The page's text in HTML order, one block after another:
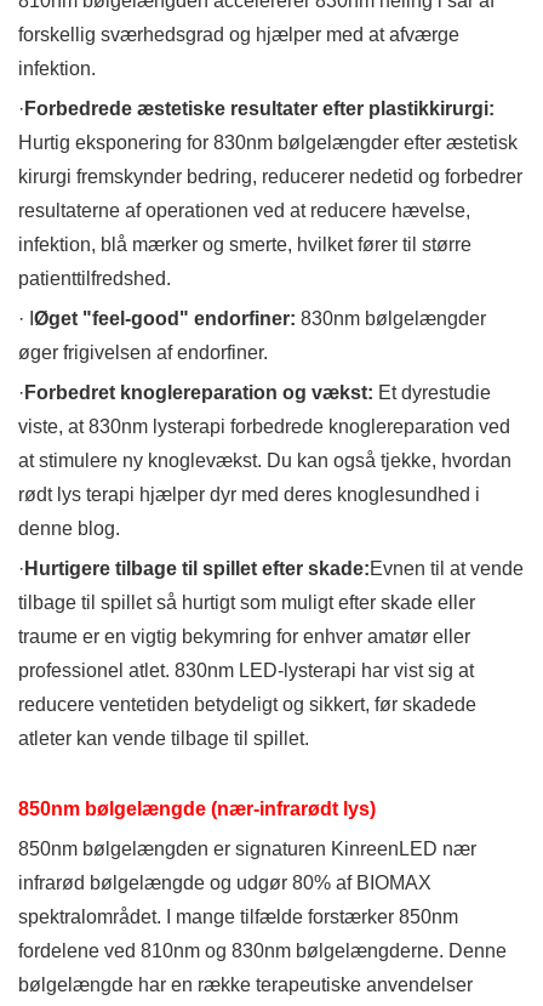
forskellig sværhedsgrad og hjælper med at afværge
infektion.
· Forbedrede æstetiske resultater efter plastikkirurgi:
Hurtig eksponering for 830nm bølgelængder efter æstetisk
kirurgi fremskynder bedring, reducerer nedetid og forbedrer
resultaterne af operationen ved at reducere hævelse,
infektion, blå mærker og smerte, hvilket fører til større
patienttilfredshed.
· I Øget "feel-good" endorfiner: 830nm bølgelængder
øger frigivelsen af ​​endorfiner.
· Forbedret knoglereparation og vækst: Et dyrestudie
viste, at 830nm lysterapi forbedrede knoglereparation ved
at stimulere ny knoglevækst. Du kan også tjekke, hvordan
rødt lys terapi hjælper dyr med deres knoglesundhed i
denne blog.
· Hurtigere tilbage til spillet efter skade:Evnen til at vende
tilbage til spillet så hurtigt som muligt efter skade eller
traume er en vigtig bekymring for enhver amatør eller
professionel atlet. 830nm LED-lysterapi har vist sig at
reducere ventetiden betydeligt og sikkert, før skadede
atleter kan vende tilbage til spillet.
850nm bølgelængde (nær-infrarødt lys)
850nm bølgelængden er signaturen KinreenLED nær
infrarød bølgelængde og udgør 80% af BIOMAX
spektralområdet. I mange tilfælde forstærker 850nm
fordelene ved 810nm og 830nm bølgelængderne. Denne
bølgelængde har en række terapeutiske anvendelser